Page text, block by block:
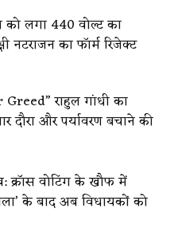
को लगा 440 वोल्ट का
नटराजन का फॉर्म रिजेक्ट
राहुल गांधी का
दौरा और पर्यावरण बचाने की
क्रॉस वोटिंग के खौफ में
के बाद अब विधायकों को